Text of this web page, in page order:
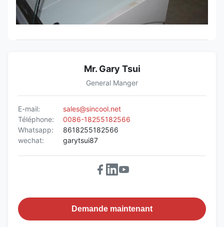
Mr. Gary Tsui
General Manger
E-mail:
sales@sincool.net
Téléphone:
0086-18255182566
Whatsapp:
8618255182566
wechat:
garytsui87
Demande maintenant